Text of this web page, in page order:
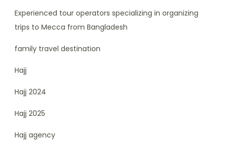
Experienced tour operators specializing in organizing
trips to Mecca from Bangladesh
family travel destination
Hajj
Hajj 2024
Hajj 2025
Hajj agency